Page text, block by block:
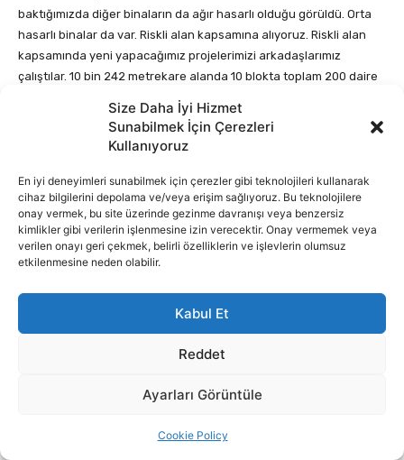
Size Daha İyi Hizmet
Sunabilmek İçin Çerezleri
Kullanıyoruz
En iyi deneyimleri sunabilmek için çerezler gibi teknolojileri kullanarak
cihaz bilgilerini depolama ve/veya erişim sağlıyoruz. Bu teknolojilere
onay vermek, bu site üzerinde gezinme davranışı veya benzersiz
kimlikler gibi verilerin işlenmesine izin verecektir. Onay vermemek veya
verilen onayı geri çekmek, belirli özelliklerin ve işlevlerin olumsuz
etkilenmesine neden olabilir.
Kabul Et
Reddet
Ayarları Görüntüle
Cookie Policy